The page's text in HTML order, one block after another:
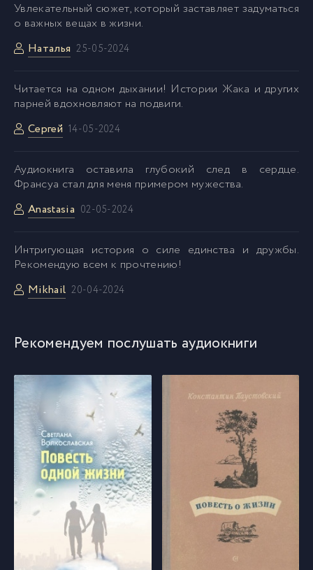
Увлекательный сюжет, который заставляет задуматься
о важных вещах в жизни.
Наталья 25-05-2024
Читается на одном дыхании! Истории Жака и других
парней вдохновляют на подвиги.
Сергей 14-05-2024
Аудиокнига оставила глубокий след в сердце.
Франсуа стал для меня примером мужества.
Anastasia 02-05-2024
Интригующая история о силе единства и дружбы.
Рекомендую всем к прочтению!
Mikhail 20-04-2024
Рекомендуем послушать аудиокниги